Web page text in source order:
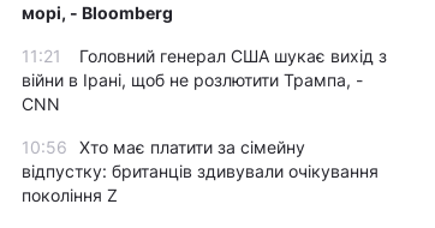
морі, - Bloomberg
11:21
Головний генерал США шукає вихід з
війни в Ірані, щоб не розлютити Трампа, -
CNN
10:56
Хто має платити за сімейну
відпустку: британців здивували очікування
покоління Z